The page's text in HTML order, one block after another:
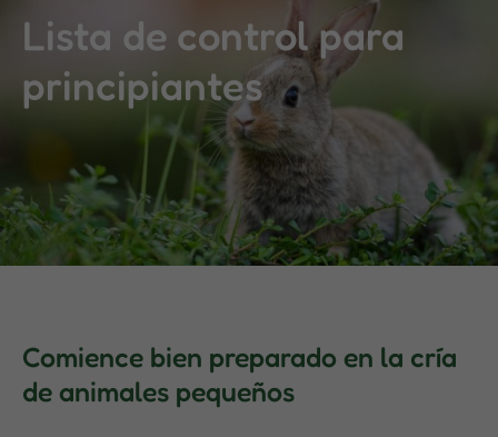
Lista de control para
principiantes
Comience bien preparado en la cría
de animales pequeños